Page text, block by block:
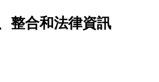
整合和法律資訊